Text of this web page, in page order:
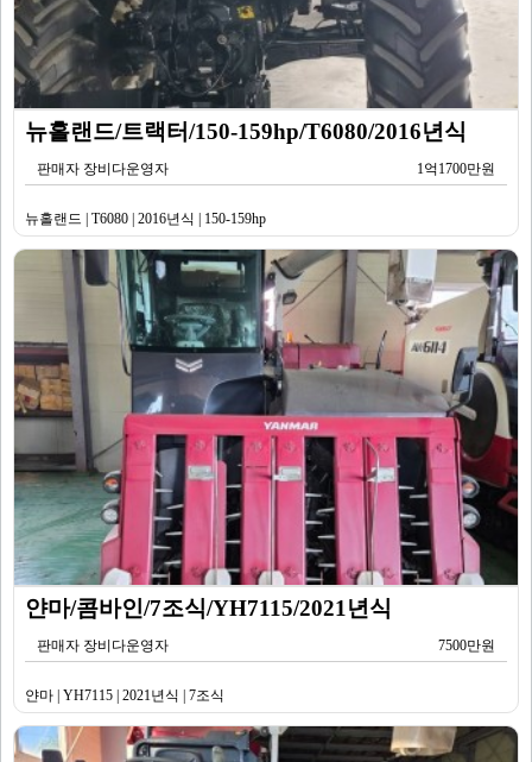
뉴홀랜드/트랙터/150-159hp/T6080/2016년식
판매자 장비다운영자 1억1700만원
뉴홀랜드 | T6080 | 2016년식 | 150-159hp
얀마/콤바인/7조식/YH7115/2021년식
판매자 장비다운영자 7500만원
얀마 | YH7115 | 2021년식 | 7조식